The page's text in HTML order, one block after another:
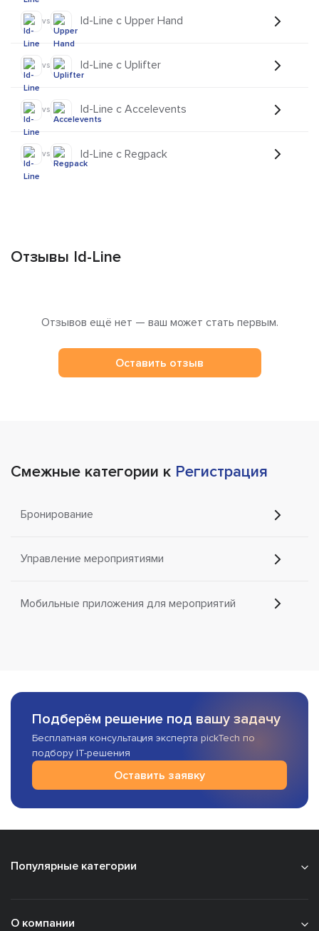
vs Id-Line с Upper Hand
vs Id-Line с Uplifter
vs Id-Line с Accelevents
vs Id-Line с Regpack
Отзывы Id-Line
Отзывов ещё нет — ваш может стать первым.
Оставить отзыв
Смежные категории к Регистрация
Бронирование
Управление мероприятиями
Мобильные приложения для мероприятий
Подберём решение под вашу задачу
Бесплатная консультация эксперта pickTech по
подбору IT-решения
Оставить заявку
Популярные категории
О компании